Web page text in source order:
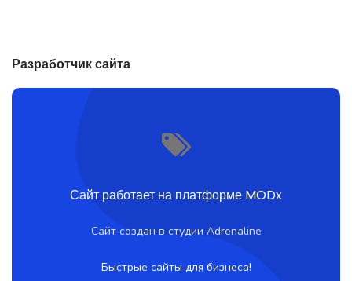
Разработчик сайта
Сайт работает на платформе MODx
Сайт создан в студии Adrenaline
Быстрые сайты для бизнеса!